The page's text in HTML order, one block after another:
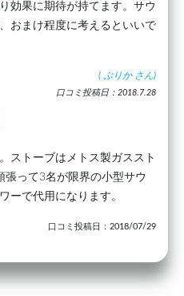
効果に期待が持てます。サウ
おまけ程度に考えるといいで
( ぷりか さん)
口コミ投稿日：2018.7.28
ストーブはメトス製ガススト
張って3名が限界の小型サウ
ーで代用になります。
口コミ投稿日：2018/07/29